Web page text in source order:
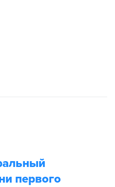
первого